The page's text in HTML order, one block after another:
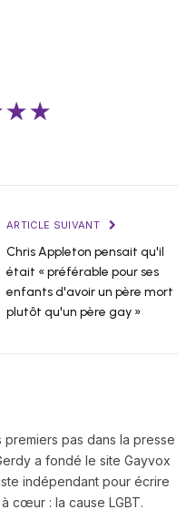
ARTICLE SUIVANT
Chris Appleton pensait qu'il
était « préférable pour ses
enfants d'avoir un père mort
plutôt qu'un père gay »
pas dans la presse
a fondé le site Gayvox
indépendant pour écrire
cœur : la cause LGBT.